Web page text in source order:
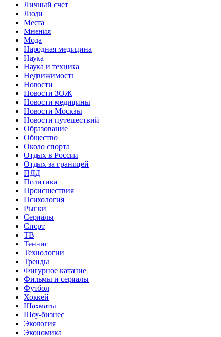
Личный счет
Люди
Места
Мнения
Мода
Народная медицина
Наука
Наука и техника
Недвижимость
Новости
Новости ЗОЖ
Новости медицины
Новости Москвы
Новости путешествий
Образование
Общество
Около спорта
Отдых в России
Отдых за границей
ПДД
Политика
Происшествия
Психология
Рынки
Сериалы
Спорт
ТВ
Теннис
Технологии
Тренды
Фигурное катание
Фильмы и сериалы
Футбол
Хоккей
Шахматы
Шоу-бизнес
Экология
Экономика